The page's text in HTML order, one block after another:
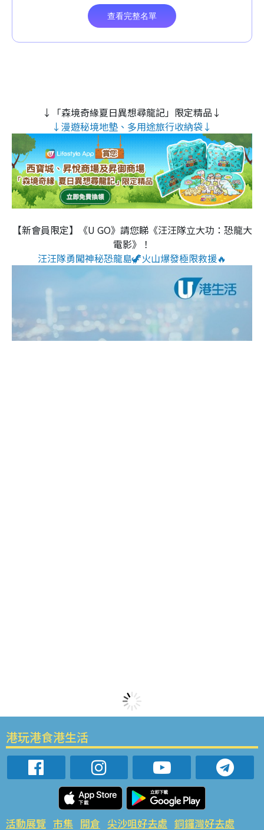
↓「森境奇緣夏日異想尋龍記」限定精品↓
↓漫遊秘境地墊、多用途旅行收納袋↓
【新會員限定】《U GO》請您睇《汪汪隊立大功：恐龍大
電影》！
汪汪隊勇闖神秘恐龍島🦖火山爆發極限救援🔥
港玩港食港生活
活動展覽 市集 開倉 尖沙咀好去處 銅鑼灣好去處